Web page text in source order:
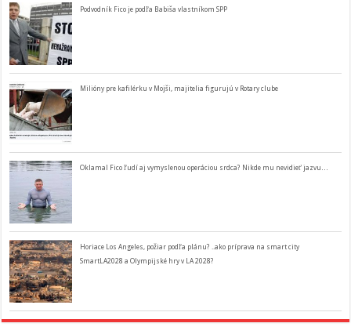
Podvodník Fico je podľa Babiša vlastníkom SPP
Milióny pre kafilérku v Mojši, majitelia figurujú v Rotary clube
Oklamal Fico ľudí aj vymyslenou operáciou srdca? Nikde mu nevidieť jazvu…
Horiace Los Angeles, požiar podľa plánu? ..ako príprava na smart city
SmartLA2028 a Olympijské hry v LA 2028?